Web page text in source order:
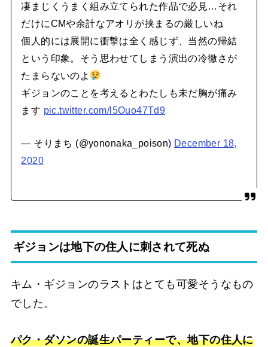
凄まじくうまく組み立てられた作品で必見…それ
だけにCMや余計なアオリが挟まるの厳しいね
個人的には展開に衝撃は全く感じず、当然の帰結
という印象。そう思わせてしまう演出の冷徹さが
たまらないのよ
ギジョンのことを考えるとわたしも未だ胸が痛み
ます pic.twitter.com/l5Ouo47Td9
— そりまち (@yononaka_poison) December 18,
2020
ギジョンは地下の住人に刺されて死ぬ
キム・ギジョンのラストはとても可愛そうなもの
でした。
パク・ダソンの誕生パーティーで、地下の住人に